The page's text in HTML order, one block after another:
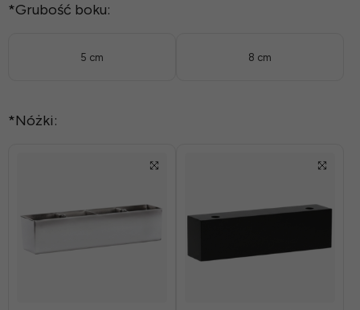
*Grubość boku:
5 cm 8 cm
*Nóżki: